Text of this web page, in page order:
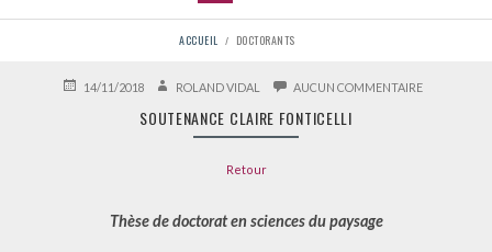
D'ARIANE
ACCUEIL DOCTORANTS
PUBLIÉ14/11/2018 AUTEURROLAND VIDAL AUCUN COMMENTAIRESUR
SOUTENANCE CLAIRE FONTICELLI
Retour
Thèse de doctorat en sciences du paysage